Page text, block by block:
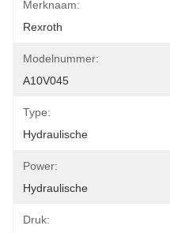
Merknaam:
Rexroth
Modelnummer:
A10V045
Type:
Hydraulische
Power:
Hydraulische
Druk: